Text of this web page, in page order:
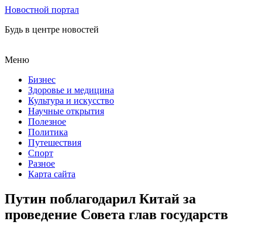
Новостной портал
Будь в центре новостей
Меню
Бизнес
Здоровье и медицина
Культура и искусство
Научные открытия
Полезное
Политика
Путешествия
Спорт
Разное
Карта сайта
Путин поблагодарил Китай за
проведение Совета глав государств